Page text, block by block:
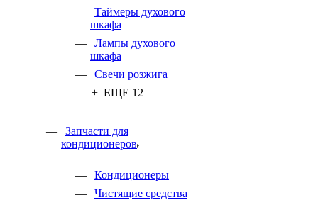
Таймеры духового
шкафа
Лампы духового
шкафа
Свечи розжига
+ ЕЩЕ 12
Запчасти для
кондиционеров
Кондиционеры
Чистящие средства